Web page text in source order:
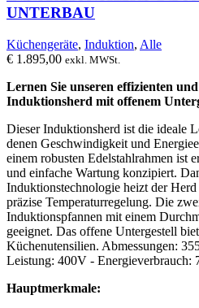
UNTERBAU
Küchengeräte, Induktion, Alle
€ 1.895,00 exkl. MWSt.
Lernen Sie unseren effizienten
Induktionsherd mit offenem
Dieser Induktionsherd ist die ideale
denen Geschwindigkeit und
einem robusten Edelstahlrahmen ist
und einfache Wartung konzipiert.
Induktionstechnologie heizt der
präzise Temperaturregelung. Die
Induktionspfannen mit einem
geeignet. Das offene Untergestell
Küchenutensilien. Abmessungen:
Leistung: 400V - Energieverbrauch:
Hauptmerkmale: